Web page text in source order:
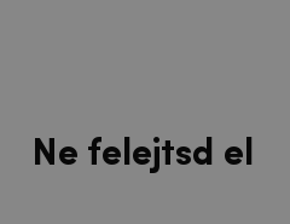
Ne felejtsd el